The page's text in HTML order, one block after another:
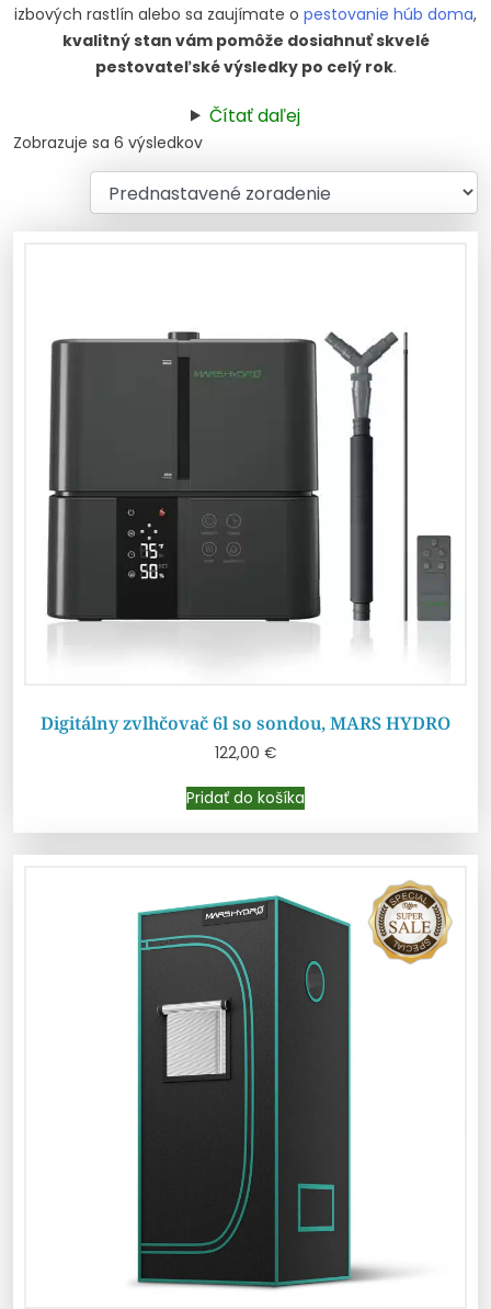
izbových rastlín alebo sa zaujímate o pestovanie húb doma,
kvalitný stan vám pomôže dosiahnuť skvelé
pestovateľské výsledky po celý rok.
Čítať daľej
Zobrazuje sa 6 výsledkov
Digitálny zvlhčovač 6l so sondou, MARS HYDRO
122,00 €
Pridať do košíka